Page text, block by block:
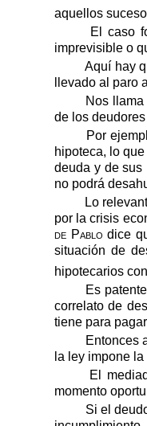
aquellos
El caso
imprevisible o
Aquí hay
llevado al paro
Nos
de los
Por
hipoteca, lo
deuda y de sus
no podrá
Lo
por la crisis
de Pablo dice
situación de
hipotecarios
Es
correlato de
tiene para
Entonces
la ley impone
El
momento
Si el